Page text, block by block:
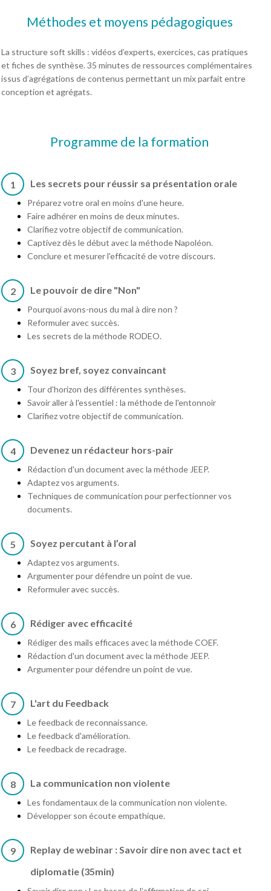
Méthodes et moyens pédagogiques
La structure soft skills : vidéos d’experts, exercices, cas pratiques
et fiches de synthèse. 35 minutes de ressources complémentaires
issus d’agrégations de contenus permettant un mix parfait entre
conception et agrégats.
Programme de la formation
1 Les secrets pour réussir sa présentation orale
Préparez votre oral en moins d'une heure.
Faire adhérer en moins de deux minutes.
Clarifiez votre objectif de communication.
Captivez dès le début avec la méthode Napoléon.
Conclure et mesurer l'efficacité de votre discours.
2 Le pouvoir de dire "Non"
Pourquoi avons-nous du mal à dire non ?
Reformuler avec succès.
Les secrets de la méthode RODEO.
3 Soyez bref, soyez convaincant
Tour d'horizon des différentes synthèses.
Savoir aller à l'essentiel : la méthode de l'entonnoir
Clarifiez votre objectif de communication.
4 Devenez un rédacteur hors-pair
Rédaction d'un document avec la méthode JEEP.
Adaptez vos arguments.
Techniques de communication pour perfectionner vos
documents.
5 Soyez percutant à l’oral
Adaptez vos arguments.
Argumenter pour défendre un point de vue.
Reformuler avec succès.
6 Rédiger avec efficacité
Rédiger des mails efficaces avec la méthode COEF.
Rédaction d'un document avec la méthode JEEP.
Argumenter pour défendre un point de vue.
7 L'art du Feedback
Le feedback de reconnaissance.
Le feedback d'amélioration.
Le feedback de recadrage.
8 La communication non violente
Les fondamentaux de la communication non violente.
Développer son écoute empathique.
9
Replay de webinar : Savoir dire non avec tact et
diplomatie (35min)